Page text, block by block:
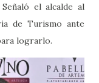
el alcalde al
de Turismo ante
lograrlo.